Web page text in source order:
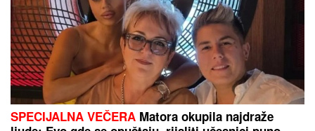
IVAN MARINKOVIĆ JE ZA NJOM GUBIO GLAVU
Ovako danas izgleda lepotica koju smo gledali u
"Farmi", bila u vezi i sa pevačem, a porodična
tragedija ju je slomila